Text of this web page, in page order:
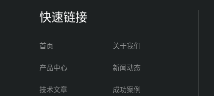
快速链接
首页 关于我们
产品中心 新闻动态
技术文章 成功案例